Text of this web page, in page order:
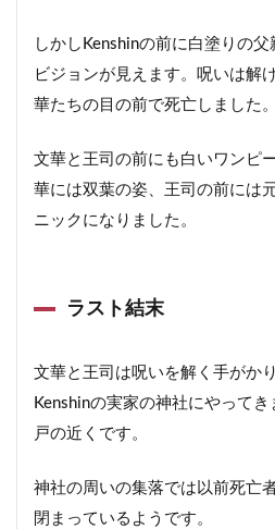
しかしKenshinの前に白塗りの
ビジョンが見えます。呪いは解
華たちの目の前で死亡しました。
文華と王司の前にも白いワンピ
華には双葉の姿、王司の前には
ニックになりました。
ラスト結末
文華と王司は呪いを解く手がか
Kenshinの実家の神社にやって
戸の近くです。
神社の周いの集落では以前死亡
閉まっているようです。